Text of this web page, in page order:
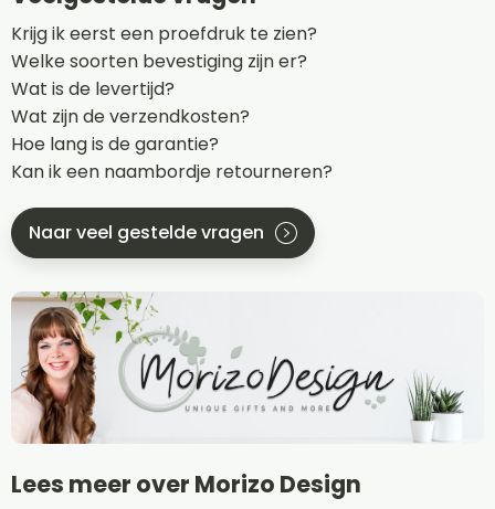
Krijg ik eerst een proefdruk te zien?
Welke soorten bevestiging zijn er?
Wat is de levertijd?
Wat zijn de verzendkosten?
Hoe lang is de garantie?
Kan ik een naambordje retourneren?
Naar veel gestelde vragen
Lees meer over Morizo Design